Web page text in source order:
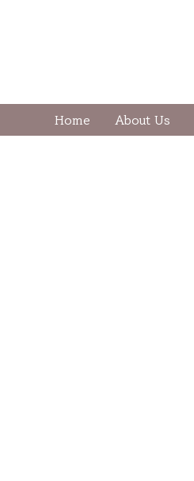
Home About Us